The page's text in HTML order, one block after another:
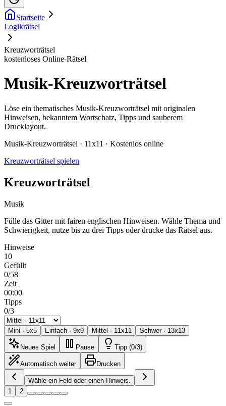
Startseite
Logikrätsel
Kreuzworträtsel
kostenloses Online-Rätsel
Musik-Kreuzworträtsel
Löse ein thematisches Musik-Kreuzworträtsel mit originalen
Hinweisen, bekanntem Wortschatz, Tipps und sauberem
Drucklayout.
Musik-Kreuzworträtsel · 11x11 · Kostenlos online
Kreuzworträtsel spielen
Kreuzworträtsel
Musik
Fülle das Gitter mit fairen englischen Hinweisen. Wähle Thema und
Schwierigkeit, nutze bis zu drei Tipps oder drucke das Rätsel aus.
Hinweise
10
Gefüllt
0/58
Zeit
00:00
Tipps
0/3
Mini · 5x5 Einfach · 9x9 Mittel · 11x11 Schwer· 13x13
Neues Spiel Pause Tipp (0/3)
Automatisch weiter Drucken
Wähle ein Feld oder einen Hinweis.
1
2